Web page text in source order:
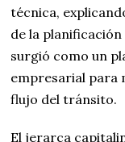
técnica,
de la
surgió como un
empresarial para
flujo del tránsito.
El jerarca